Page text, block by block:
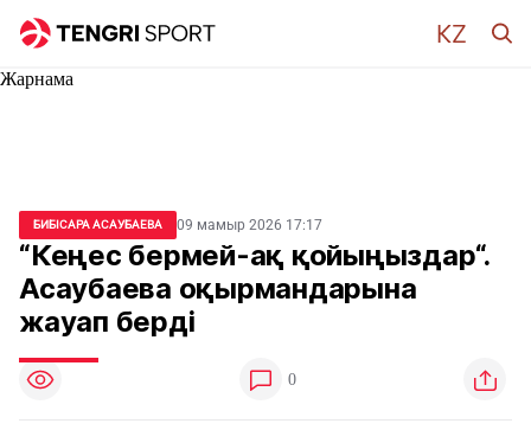
Жарнама
БИБІСАРА АСАУБАЕВА 09 мамыр 2026 17:17
“Кеңес бермей-ақ қойыңыздар“.
Асаубаева оқырмандарына
жауап берді
0